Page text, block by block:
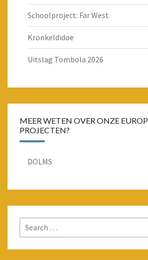
Schoolproject: Far West
Kronkeldidoe
Uitslag Tombola 2026
MEER WETEN OVER ONZE
PROJECTEN?
DOLMS
Search
for: